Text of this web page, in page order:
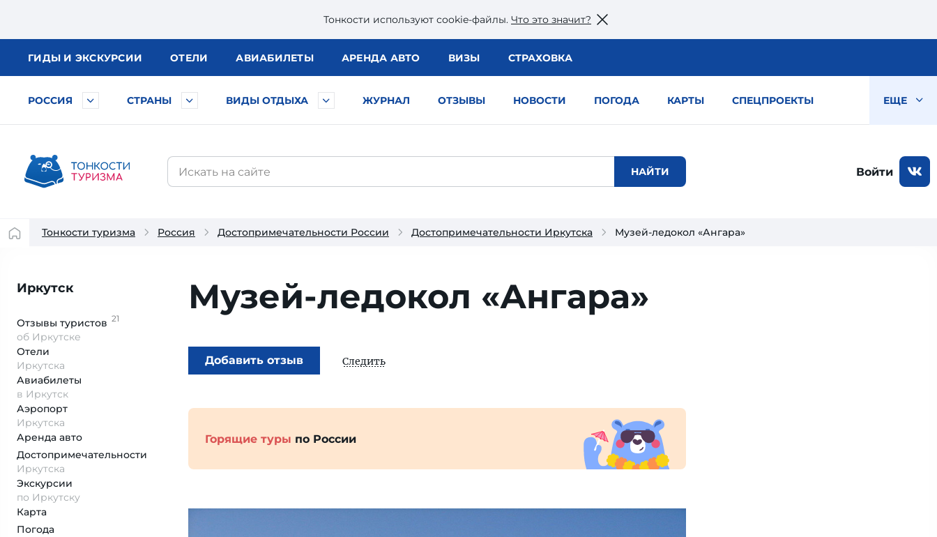
Тонкости используют сookie-файлы. Что это значит?
ГИДЫ И ЭКСКУРСИИ ОТЕЛИ АВИАБИЛЕТЫ АРЕНДА АВТО ВИЗЫ СТРАХОВКА
РОССИЯ СТРАНЫ ВИДЫ ОТДЫХА ЖУРНАЛ ОТЗЫВЫ НОВОСТИ ПОГОДА КАРТЫ СПЕЦПРОЕКТЫ ЕЩЕ
Войти
Тонкости туризма Россия Достопримечательности России Достопримечательности Иркутска Музей-ледокол «Ангара»
Иркутск
Отзывы туристов 21
об Иркутске
Отели
Иркутска
Авиабилеты
в Иркутск
Аэропорт
Иркутска
Аренда авто
Достопримеча­тельности
Иркутска
Экскурсии
по Иркутску
Карта
Погода
Музей-ледокол «Ангара»
Добавить отзыв Следить
Горящие туры по России